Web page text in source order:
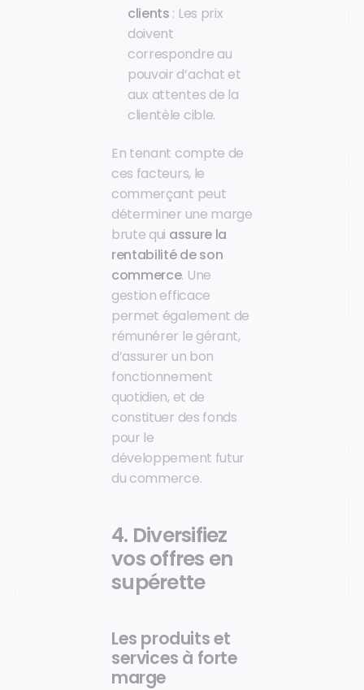
clients : Les prix
doivent
correspondre au
pouvoir d’achat et
aux attentes de la
clientèle cible.
En tenant compte de
ces facteurs, le
commerçant peut
déterminer une marge
brute qui assure la
rentabilité de son
commerce. Une
gestion efficace
permet également de
rémunérer le gérant,
d’assurer un bon
fonctionnement
quotidien, et de
constituer des fonds
pour le
développement futur
du commerce.
4. Diversifiez
vos offres en
supérette
Les produits et
services à forte
marge